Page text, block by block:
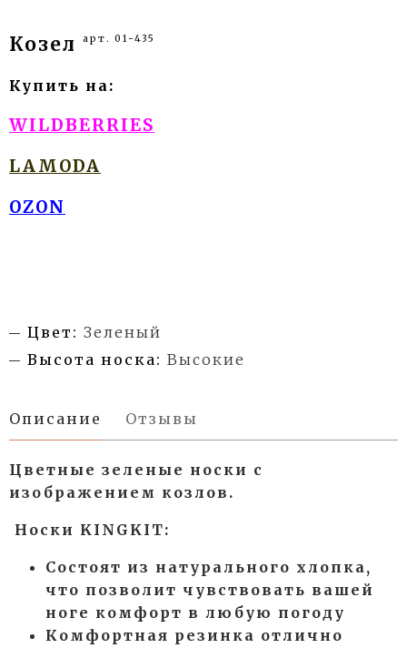
Козел арт. 01-435
Купить на:
WILDBERRIES
LAMODA
OZON
Цвет: Зеленый
Высота носка: Высокие
Описание Отзывы
Цветные зеленые носки с
изображением козлов.
Носки KINGKIT:
Состоят из натурального хлопка,
что позволит чувствовать вашей
ноге комфорт в любую погоду
Комфортная резинка отлично